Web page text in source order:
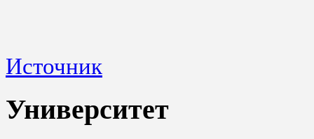
Источник
Университет